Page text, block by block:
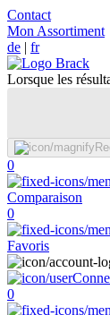
Contact
Mon Assortiment
de | fr
Lorsque les
0
Comparaison
0
Favoris
0